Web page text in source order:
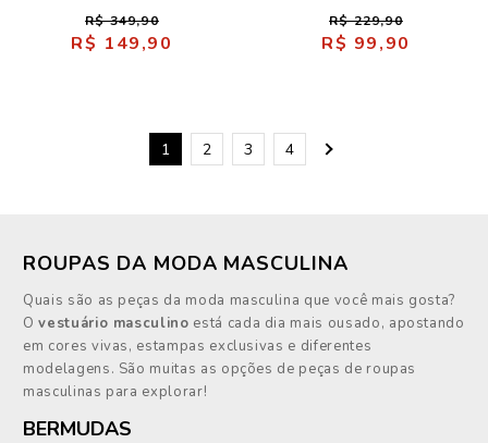
R$ 349,90
R$ 149,90
R$ 229,90
R$ 99,90
1 2 3 4
ROUPAS DA MODA MASCULINA
Quais são as peças da moda masculina que você mais gosta?
Ovestuário masculino está cada dia mais ousado, apostando
em cores vivas, estampas exclusivas e diferentes
modelagens. São muitas as opções de peças de roupas
masculinas para explorar!
BERMUDAS